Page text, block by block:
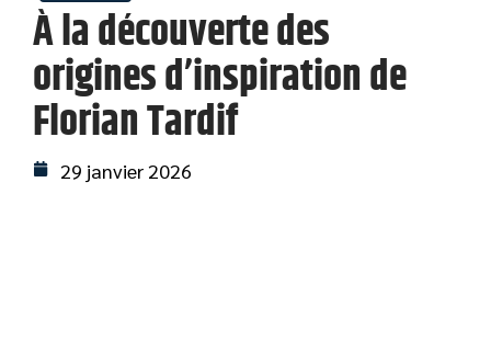
À la découverte des
origines d’inspiration de
Florian Tardif
29 janvier 2026